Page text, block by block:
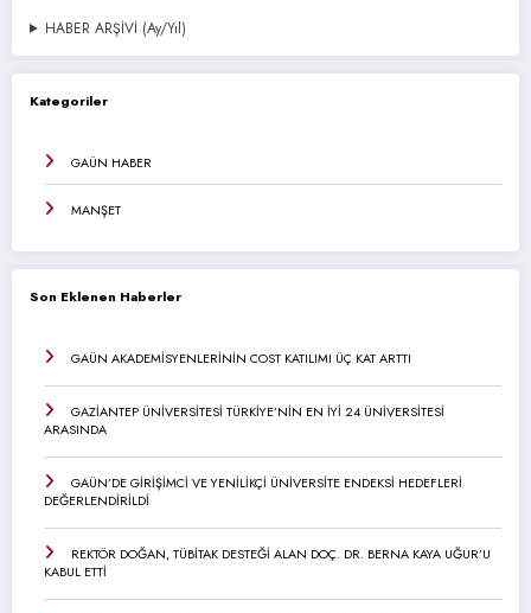
HABER ARŞİVİ (Ay/Yıl)
Kategoriler
GAÜN HABER
MANŞET
Son Eklenen Haberler
GAÜN AKADEMİSYENLERİNİN COST KATILIMI ÜÇ KAT ARTTI
GAZİANTEP ÜNİVERSİTESİ TÜRKİYE’NİN EN İYİ 24 ÜNİVERSİTESİ
ARASINDA
GAÜN’DE GİRİŞİMCİ VE YENİLİKÇİ ÜNİVERSİTE ENDEKSİ HEDEFLERİ
DEĞERLENDİRİLDİ
REKTÖR DOĞAN, TÜBİTAK DESTEĞİ ALAN DOÇ. DR. BERNA KAYA UĞUR’U
KABUL ETTİ